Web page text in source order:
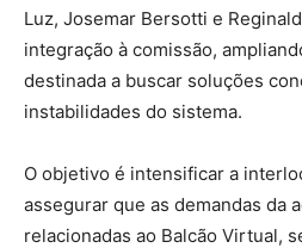
Luz, Josemar Bersotti e
integração à comissão,
destinada a buscar soluções
instabilidades do sistema.
O objetivo é intensificar a
assegurar que as demandas da
relacionadas ao Balcão Virtual,